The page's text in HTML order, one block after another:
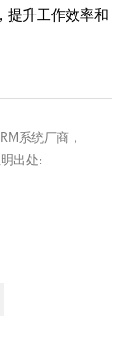
提升工作效率和
系统厂商，
出处: